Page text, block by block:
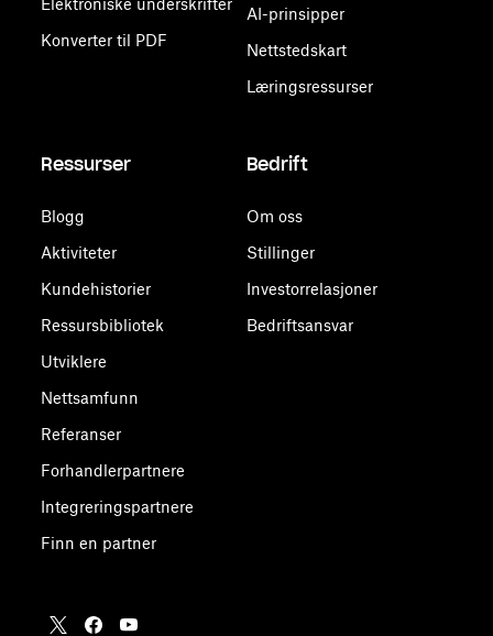
Elektroniske underskrifter
Konverter til PDF
AI-prinsipper
Nettstedskart
Læringsressurser
Ressurser
Blogg
Aktiviteter
Kundehistorier
Ressursbibliotek
Utviklere
Nettsamfunn
Referanser
Forhandlerpartnere
Integreringspartnere
Finn en partner
Bedrift
Om oss
Stillinger
Investorrelasjoner
Bedriftsansvar